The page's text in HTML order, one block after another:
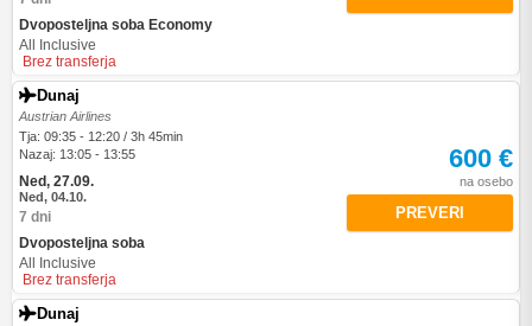
Dvoposteljna soba Economy
All Inclusive
Brez transferja
Dunaj
Austrian Airlines
Tja: 09:35 - 12:20 / 3h 45min
Nazaj: 13:05 - 13:55
Ned, 27.09.
Ned, 04.10.
7 dni
Dvoposteljna soba
All Inclusive
Brez transferja
600 €
na osebo
PREVERI
Dunaj